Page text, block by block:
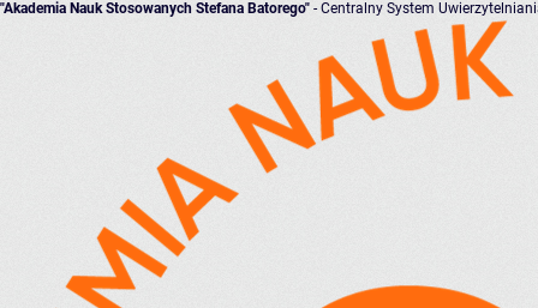
"Akademia Nauk Stosowanych Stefana Batorego" - Centralny System